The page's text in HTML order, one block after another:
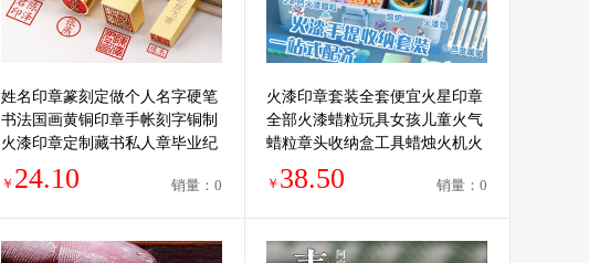
姓名印章篆刻定做个人名字硬笔
书法国画黄铜印章手帐刻字铜制
火漆印章定制藏书私人章毕业纪
念礼品定制
￥ 24.10 销量：0
火漆印章套装全套便宜火星印章
全部火漆蜡粒玩具女孩儿童火气
蜡粒章头收纳盒工具蜡烛火机火
鸡勺子昂章
￥ 38.50 销量：0